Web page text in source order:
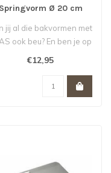
Springvorm Ø 20 cm
jij al die bakvormen met
ook beu? En ben je op
€12,95